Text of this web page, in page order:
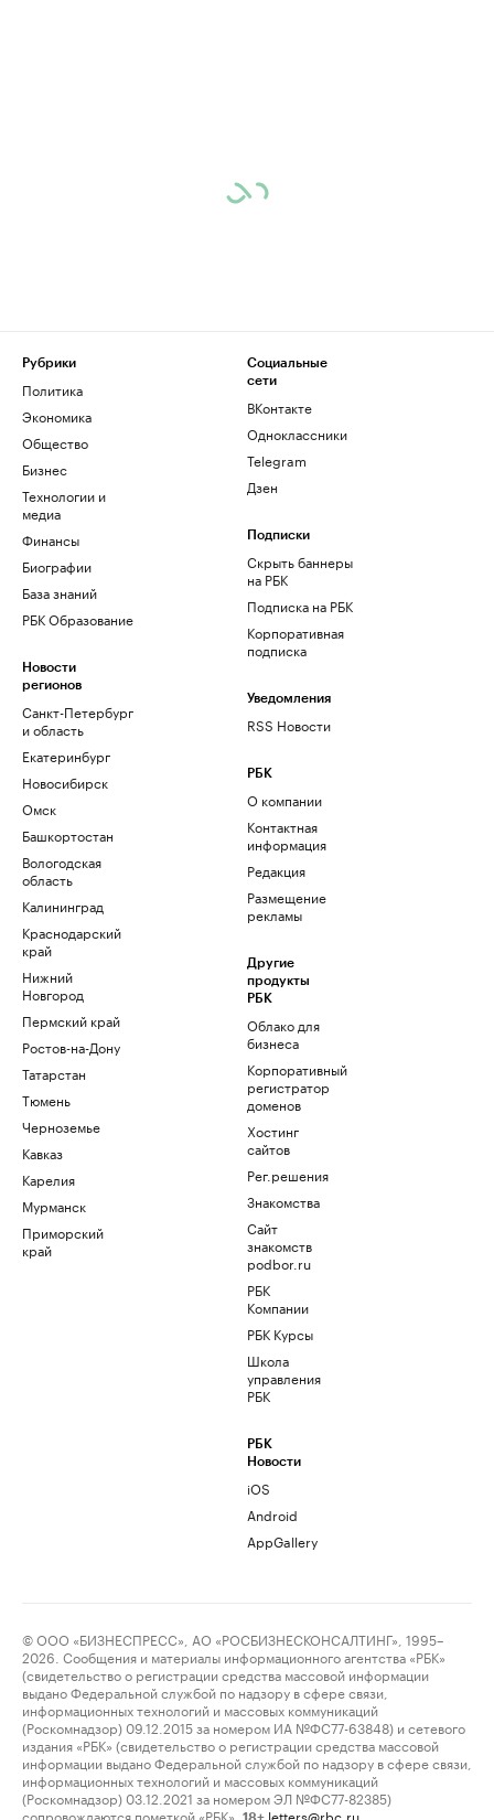
Рубрики
Политика
Экономика
Общество
Бизнес
Технологии и
медиа
Финансы
Биографии
База знаний
РБК Образование
Новости
регионов
Санкт-Петербург
и область
Екатеринбург
Новосибирск
Омск
Башкортостан
Вологодская
область
Калининград
Краснодарский
край
Нижний
Новгород
Пермский край
Ростов-на-Дону
Татарстан
Тюмень
Черноземье
Кавказ
Карелия
Мурманск
Приморский
край
Социальные
сети
ВКонтакте
Одноклассники
Telegram
Дзен
Подписки
Скрыть баннеры
на РБК
Подписка на РБК
Корпоративная
подписка
Уведомления
RSS Новости
РБК
О компании
Контактная
информация
Редакция
Размещение
рекламы
Другие
продукты
РБК
Облако для
бизнеса
Корпоративный
регистратор
доменов
Хостинг
сайтов
Рег.решения
Знакомства
Сайт
знакомств
podbor.ru
РБК
Компании
РБК Курсы
Школа
управления
РБК
РБК
Новости
iOS
Android
AppGallery
© ООО «БИЗНЕСПРЕСС», АО «РОСБИЗНЕСКОНСАЛТИНГ», 1995–
2026. Сообщения и материалы информационного агентства «РБК»
(свидетельство о регистрации средства массовой информации
выдано Федеральной службой по надзору в сфере связи,
информационных технологий и массовых коммуникаций
(Роскомнадзор) 09.12.2015 за номером ИА №ФС77-63848) и сетевого
издания «РБК» (свидетельство о регистрации средства массовой
информации выдано Федеральной службой по надзору в сфере связи,
информационных технологий и массовых коммуникаций
(Роскомнадзор) 03.12.2021 за номером ЭЛ №ФС77-82385)
сопровождаются пометкой «РБК».
letters@rbc.ru